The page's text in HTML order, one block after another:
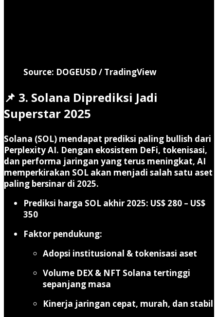
Source: DOGEUSD / TradingView
📌 3. Solana Diprediksi Jadi
Superstar 2025
Solana (SOL) mendapat prediksi paling bullish dari
Perplexity AI. Dengan ekosistem DeFi, tokenisasi,
dan performa jaringan yang terus meningkat, AI
memperkirakan SOL akan menjadi salah satu aset
paling bersinar di 2025.
Prediksi harga SOL akhir 2025: US$ 280 – US$
350
Faktor pendukung:
Adopsi institusional & tokenisasi aset
Volume DEX & NFT Solana tertinggi
sepanjang masa
Kinerja jaringan cepat, murah, dan stabil